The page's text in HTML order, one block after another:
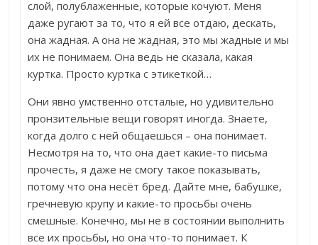
слой, полублаженные, которые кочуют. Меня
даже ругают за то, что я ей все отдаю, дескать,
она жадная. А она не жадная, это мы жадные и мы
их не понимаем. Она ведь не сказала, какая
куртка. Просто куртка с этикеткой…
Они явно умственно отсталые, но удивительно
пронзительные вещи говорят иногда. Знаете,
когда долго с ней общаешься – она понимает.
Несмотря на то, что она дает какие-то письма
прочесть, я даже не смогу такое показывать,
потому что она несёт бред. Дайте мне, бабушке,
гречневую крупу и какие-то просьбы очень
смешные. Конечно, мы не в состоянии выполнить
все их просьбы, но она что-то понимает. К